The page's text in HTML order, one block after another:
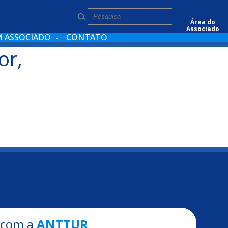
Pesquisar
Área do
Associado
ASSOCIADO CONTATO
a ANTTUR